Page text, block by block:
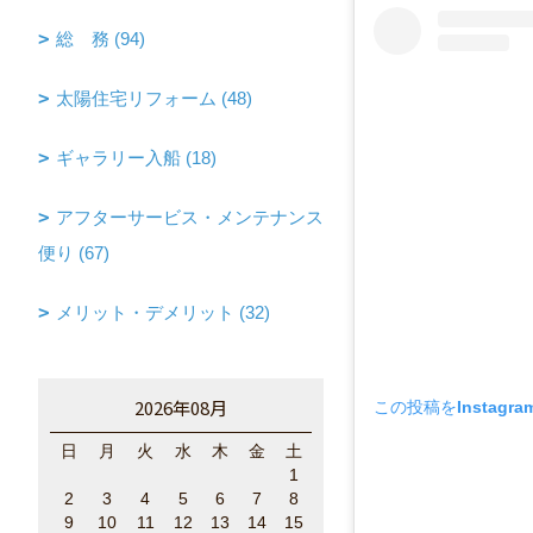
この投稿を
総 務 (94)
太陽住宅リフォーム (48)
ギャラリー入船 (18)
アフターサービス・メンテナンス
便り (67)
メリット・デメリット (32)
2026年08月
日 月 火 水 木 金
土
1
2
3 4 5 6 7
8
9
10 11 12 13 14
15